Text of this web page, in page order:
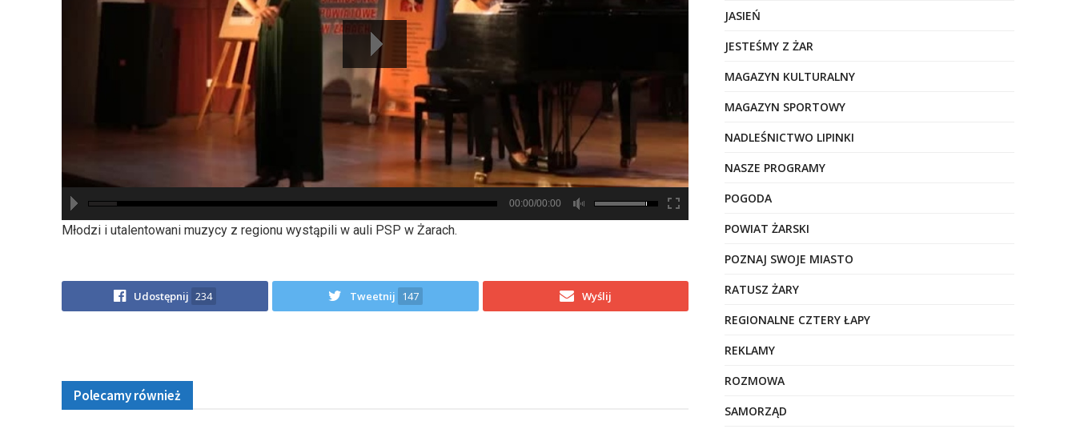
hd2880
hd2160
hd2160
hd1440
highres
hd1080
hd720
large
medium
small
tiny
00:00/00:00
Młodzi i utalentowani muzycy z regionu wystąpili w auli PSP w Żarach.
Udostępnij 234 Tweetnij 147 Wyślij
Polecamy również
JASIEŃ
JESTEŚMY Z ŻAR
MAGAZYN KULTURALNY
MAGAZYN SPORTOWY
NADLEŚNICTWO LIPINKI
NASZE PROGRAMY
POGODA
POWIAT ŻARSKI
POZNAJ SWOJE MIASTO
RATUSZ ŻARY
REGIONALNE CZTERY ŁAPY
REKLAMY
ROZMOWA
SAMORZĄD